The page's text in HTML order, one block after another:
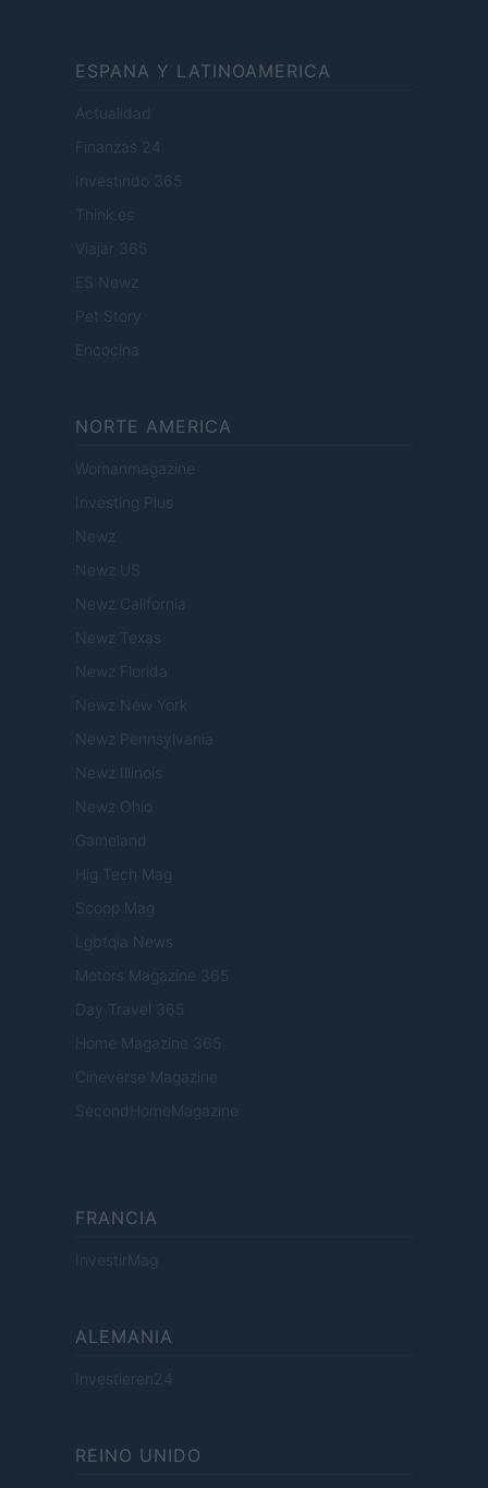
ESPANA Y LATINOAMERICA
Actualidad
Finanzas 24
Investindo 365
Think.es
Viajar 365
ES Newz
Pet Story
Encocina
NORTE AMERICA
Womanmagazine
Investing Plus
Newz
Newz US
Newz California
Newz Texas
Newz Florida
Newz New York
Newz Pennsylvania
Newz Illinois
Newz Ohio
Gameland
Hig Tech Mag
Scoop Mag
Lgbtqia News
Motors Magazine 365
Day Travel 365
Home Magazine 365
Cineverse Magazine
SecondHomeMagazine
FRANCIA
InvestirMag
ALEMANIA
Investieren24
REINO UNIDO